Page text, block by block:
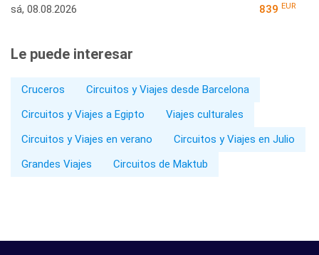
sá, 08.08.2026 839 EUR
Le puede interesar
Cruceros
Circuitos y Viajes desde Barcelona
Circuitos y Viajes a Egipto
Viajes culturales
Circuitos y Viajes en verano
Circuitos y Viajes en Julio
Grandes Viajes
Circuitos de Maktub